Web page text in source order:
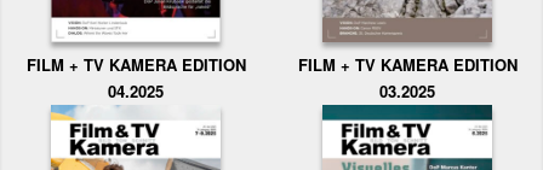
FILM + TV KAMERA EDITION
04.2025
FILM + TV KAMERA EDITION
03.2025